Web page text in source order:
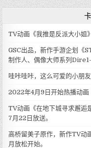
TV动画《我推是反派大小姐
GSC出品，新作手游企划《
制作人、偶像大师系列
哇咔哇咔，这么可爱的小朋
2022年4月9日开始热播动画
TV动画《在地下城寻求邂逅
7月22日放送。
高桥留美子原作，新作TV动
月放松开始。